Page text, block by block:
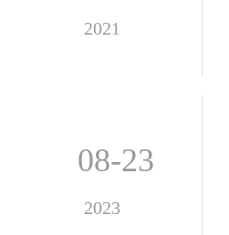
2021
08-23
2023